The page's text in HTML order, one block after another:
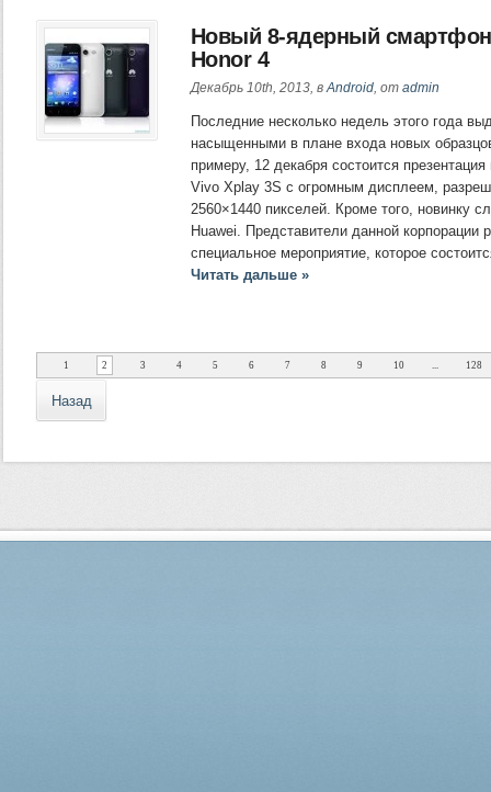
Новый 8-ядерный
Honor 4
Декабрь 10th, 2013, вAndroid, от admin
Последние несколько недель этого года
насыщенными в плане входа новых
примеру, 12 декабря состоится
Vivo Xplay 3S с огромным дисплеем,
2560×1440 пикселей. Кроме того, новинку
Huawei. Представители данной корпорации
специальное мероприятие, которое
Читать дальше »
1 2 3 4 5 6 7 8 9 10 ... 128
Назад